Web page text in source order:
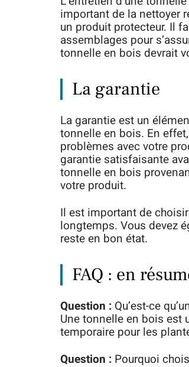
important de la nettoyer
un produit protecteur. Il
assemblages pour
tonnelle en bois devrait
La garantie
La garantie est un
tonnelle en bois. En
problèmes avec votre
garantie satisfaisante
tonnelle en bois
votre produit.
Il est important de
longtemps. Vous devez
reste en bon état.
FAQ : en
Question : Qu’est-ce
Une tonnelle en bois est
temporaire pour les
Question : Pourquoi